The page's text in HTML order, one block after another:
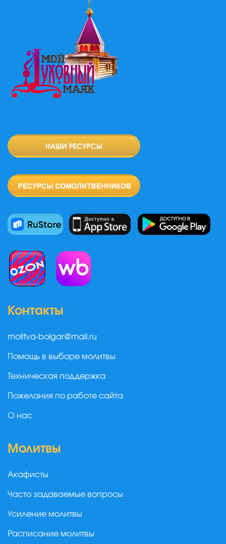
Контакты
molitva-bolgar@mail.ru
Помощь в выборе молитвы
Техническая поддержка
Пожелания по работе сайта
О нас
Молитвы
Акафисты
Часто задаваемые вопросы
Усиление молитвы
Расписание молитвы